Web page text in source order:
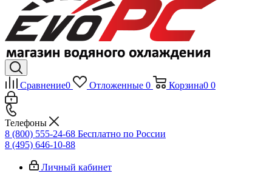
Сравнение0 Отложенные 0 Корзина0 0
Телефоны
8 (800) 555-24-68 Бесплатно по России
8 (495) 646-10-88
Личный кабинет